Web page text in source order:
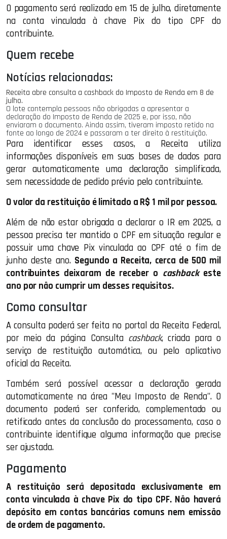
O pagamento será realizado em 15 de julho, diretamente
na conta vinculada à chave Pix do tipo CPF do
contribuinte.
Quem recebe
Notícias relacionadas:
Receita abre consulta a cashback do Imposto de Renda em 8 de
julho.
O lote contempla pessoas não obrigadas a apresentar a
declaração do Imposto de Renda de 2025 e, por isso, não
enviaram o documento. Ainda assim, tiveram imposto retido na
fonte ao longo de 2024 e passaram a ter direito à restituição.
Para identificar esses casos, a Receita utiliza
informações disponíveis em suas bases de dados para
gerar automaticamente uma declaração simplificada,
sem necessidade de pedido prévio pelo contribuinte.
O valor da restituição é limitado a R$ 1 mil por pessoa.
Além de não estar obrigada a declarar o IR em 2025, a
pessoa precisa ter mantido o CPF em situação regular e
possuir uma chave Pix vinculada ao CPF até o fim de
junho deste ano. Segundo a Receita, cerca de 500 mil
contribuintes deixaram de receber o cashbackeste
ano por não cumprir um desses requisitos.
Como consultar
A consulta poderá ser feita no portal da Receita Federal,
por meio da página Consulta cashback, criada para o
serviço de restituição automática, ou pelo aplicativo
oficial da Receita.
Também será possível acessar a declaração gerada
automaticamente na área "Meu Imposto de Renda". O
documento poderá ser conferido, complementado ou
retificado antes da conclusão do processamento, caso o
contribuinte identifique alguma informação que precise
ser ajustada.
Pagamento
A restituição será depositada exclusivamente em
conta vinculada à chave Pix do tipo CPF. Não haverá
depósito em contas bancárias comuns nem emissão
de ordem de pagamento.